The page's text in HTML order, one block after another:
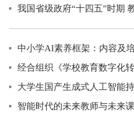
我国省级政府“十四五”时期
中小学AI素养框架：内容及
经合组织《学校教育数字化
智能时代的未来教师与未来